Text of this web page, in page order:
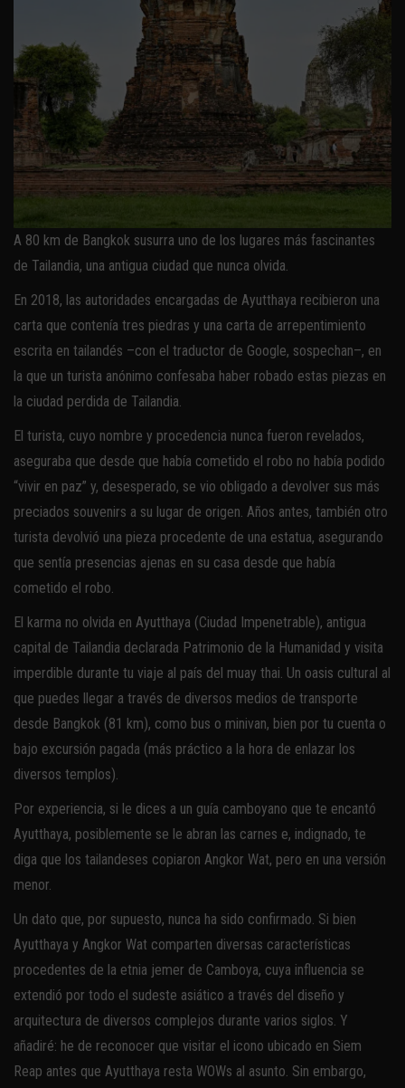
A 80 km de Bangkok susurra uno de los lugares más fascinantes
de Tailandia, una antigua ciudad que nunca olvida.
En 2018, las autoridades encargadas de Ayutthaya recibieron una
carta que contenía tres piedras y una carta de arrepentimiento
escrita en tailandés –con el traductor de Google, sospechan–, en
la que un turista anónimo confesaba haber robado estas piezas en
la ciudad perdida de Tailandia.
El turista, cuyo nombre y procedencia nunca fueron revelados,
aseguraba que desde que había cometido el robo no había podido
“vivir en paz” y, desesperado, se vio obligado a devolver sus más
preciados souvenirs a su lugar de origen. Años antes, también otro
turista devolvió una pieza procedente de una estatua, asegurando
que sentía presencias ajenas en su casa desde que había
cometido el robo.
El karma no olvida en Ayutthaya (Ciudad Impenetrable), antigua
capital de Tailandia declarada Patrimonio de la Humanidad y visita
imperdible durante tu viaje al país del muay thai. Un oasis cultural al
que puedes llegar a través de diversos medios de transporte
desde Bangkok (81 km), como bus o minivan, bien por tu cuenta o
bajo excursión pagada (más práctico a la hora de enlazar los
diversos templos).
Por experiencia, si le dices a un guía camboyano que te encantó
Ayutthaya, posiblemente se le abran las carnes e, indignado, te
diga que los tailandeses copiaron Angkor Wat, pero en una versión
menor.
Un dato que, por supuesto, nunca ha sido confirmado. Si bien
Ayutthaya y Angkor Wat comparten diversas características
procedentes de la etnia jemer de Camboya, cuya influencia se
extendió por todo el sudeste asiático a través del diseño y
arquitectura de diversos complejos durante varios siglos. Y
añadiré: he de reconocer que visitar el icono ubicado en Siem
Reap antes que Ayutthaya resta WOWs al asunto. Sin embargo,